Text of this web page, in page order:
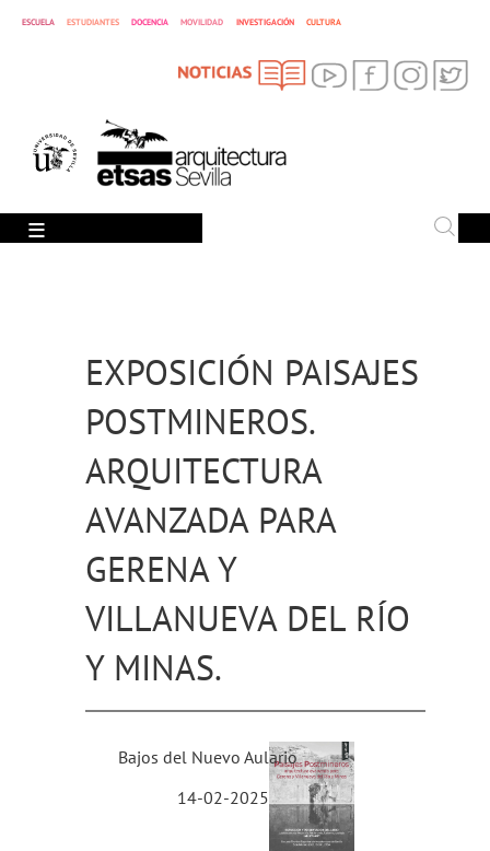
ESCUELA ESTUDIANTES DOCENCIA MOVILIDAD INVESTIGACIÓN CULTURA
EXPOSICIÓN PAISAJES
POSTMINEROS.
ARQUITECTURA
AVANZADA PARA
GERENA Y
VILLANUEVA DEL RÍO
Y MINAS.
Bajos del Nuevo Aulario
14-02-2025